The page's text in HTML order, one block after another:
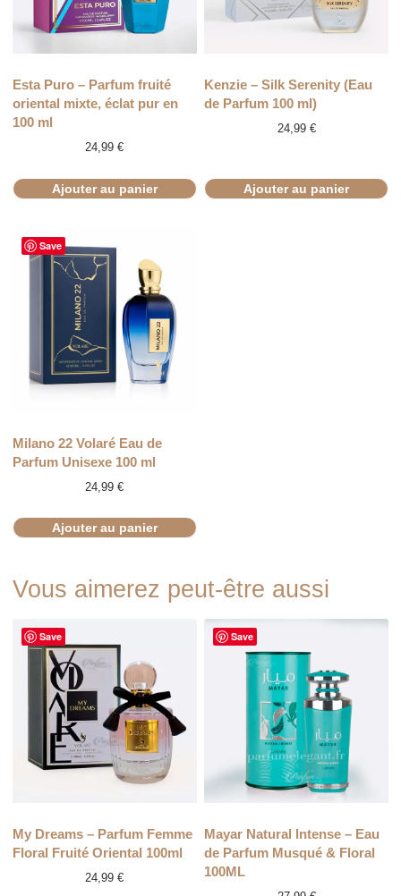
Esta Puro – Parfum fruité
oriental mixte, éclat pur en
100 ml
24,99€
Ajouter au panier
Kenzie – Silk Serenity (Eau
de Parfum 100 ml)
24,99 €
Ajouter au panier
Save
Milano 22 Volaré Eau de
Parfum Unisexe 100 ml
24,99€
Ajouter au panier
Vous aimerez peut-être aussi
Save
My Dreams – Parfum Femme
Floral Fruité Oriental 100ml
24,99€
Save
Mayar Natural Intense – Eau
de Parfum Musqué & Floral
100ML